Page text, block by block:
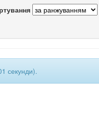
секунди).